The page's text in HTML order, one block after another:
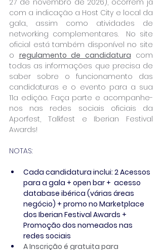
27 de novembro de 2026), ocorrem já
com a indicação a Host City e local da
gala., assim como atividades de
networking complementares.  No site
oficial está também disponível no site
o regulamento de candidatura com
todas as informações que precisa de
saber sobre o funcionamento das
candidaturas e o evento para a sua
11a edição. Faça parte e acompanhe-
nos nas redes sociais oficiais da
Aporfest, Talkfest e Iberian Festival
Awards!
NOTAS:
Cada candidatura inclui: 2 Acessos
para a gala + open bar +  acesso
database ibérica (várias áreas
negócio) + promo no Marketplace
dos Iberian Festival Awards +
Promoção dos nomeados nas
redes sociais
A Inscrição é gratuita para